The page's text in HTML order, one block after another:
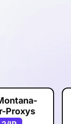
Proxys